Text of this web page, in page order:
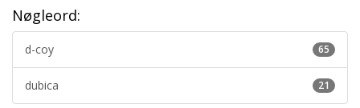
Nøgleord:
65
d-coy
21
dubica